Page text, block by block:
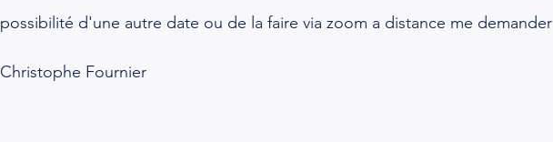
possibilité d'une autre date ou de la faire via zoom a distance me demander
Christophe Fournier